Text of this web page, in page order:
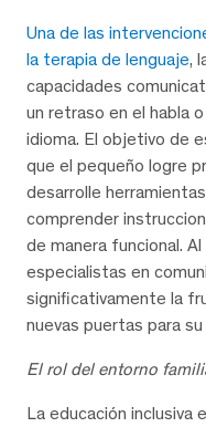
Una de las
la terapia de lenguaje,
capacidades
un retraso en el habla
idioma. El objetivo de
que el pequeño logre
desarrolle
comprender
de manera funcional.
especialistas en
significativamente la
nuevas puertas para
El rol del entorno
La educación inclusiva